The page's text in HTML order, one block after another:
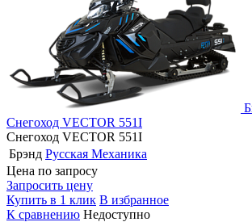
Снегоход VECTOR 551I
Снегоход VECTOR 551I
Брэнд Русская Механика
Цена по запросу
Запросить цену
Купить в 1 клик В избранное
К сравнению Недоступно